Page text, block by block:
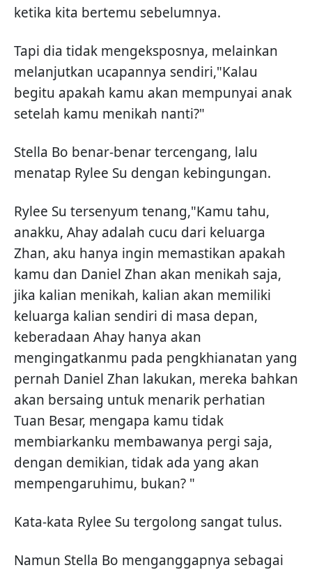
ketika kita bertemu sebelumnya.
Tapi dia tidak mengeksposnya, melainkan
melanjutkan ucapannya sendiri,"Kalau
begitu apakah kamu akan mempunyai anak
setelah kamu menikah nanti?"
Stella Bo benar-benar tercengang, lalu
menatap Rylee Su dengan kebingungan.
Rylee Su tersenyum tenang,"Kamu tahu,
anakku, Ahay adalah cucu dari keluarga
Zhan, aku hanya ingin memastikan apakah
kamu dan Daniel Zhan akan menikah saja,
jika kalian menikah, kalian akan memiliki
keluarga kalian sendiri di masa depan,
keberadaan Ahay hanya akan
mengingatkanmu pada pengkhianatan yang
pernah Daniel Zhan lakukan, mereka bahkan
akan bersaing untuk menarik perhatian
Tuan Besar, mengapa kamu tidak
membiarkanku membawanya pergi saja,
dengan demikian, tidak ada yang akan
mempengaruhimu, bukan? "
Kata-kata Rylee Su tergolong sangat tulus.
Namun Stella Bo menganggapnya sebagai